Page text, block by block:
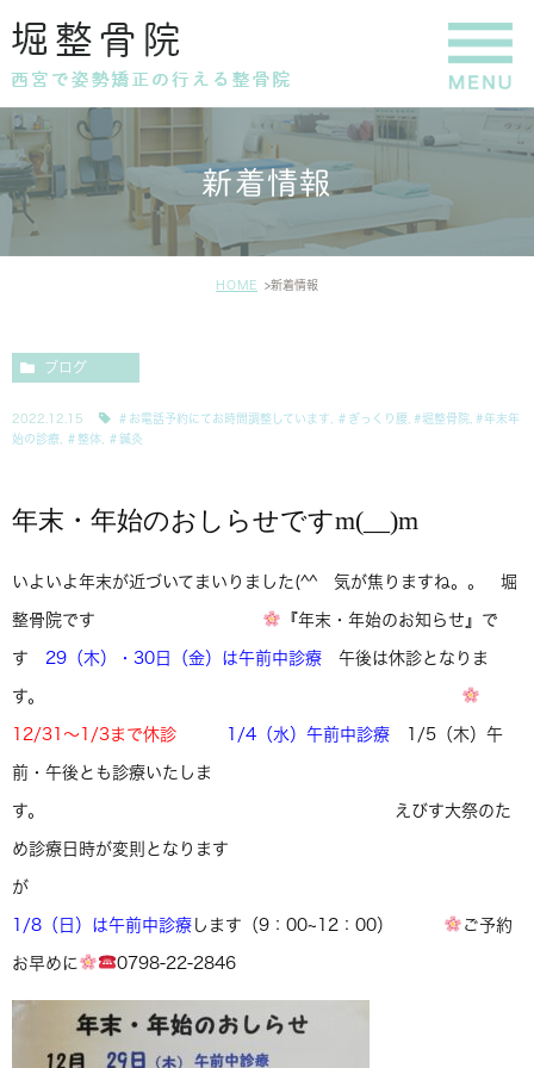
新着情報
HOME 新着情報
ブログ
2022.12.15 ＃お電話予約にてお時間調整しています ＃ぎっくり腰 #堀整骨院 #年末年
始の診療
＃整体 ＃鍼灸
年末・年始のおしらせですm(__)m
いよいよ年末が近づいてまいりました(^^ 気が焦りますね。。 堀
整骨院です 『年末・年始のお知らせ』で
す 29（木）・30日（金）は午前中診療 午後は休診となりま
す。
12/31〜1/3まで休診 1/4（水）午前中診療 1/5（木）午
前・午後とも診療いたしま
す。 えびす大祭のた
め診療日時が変則となります
が
1/8（日）は午前中診療 します（9：00~12：00） ご予約
お早めに 0798-22-2846